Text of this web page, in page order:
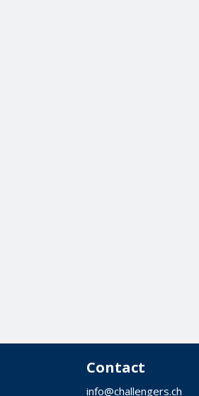
Contact
info@challengers.ch